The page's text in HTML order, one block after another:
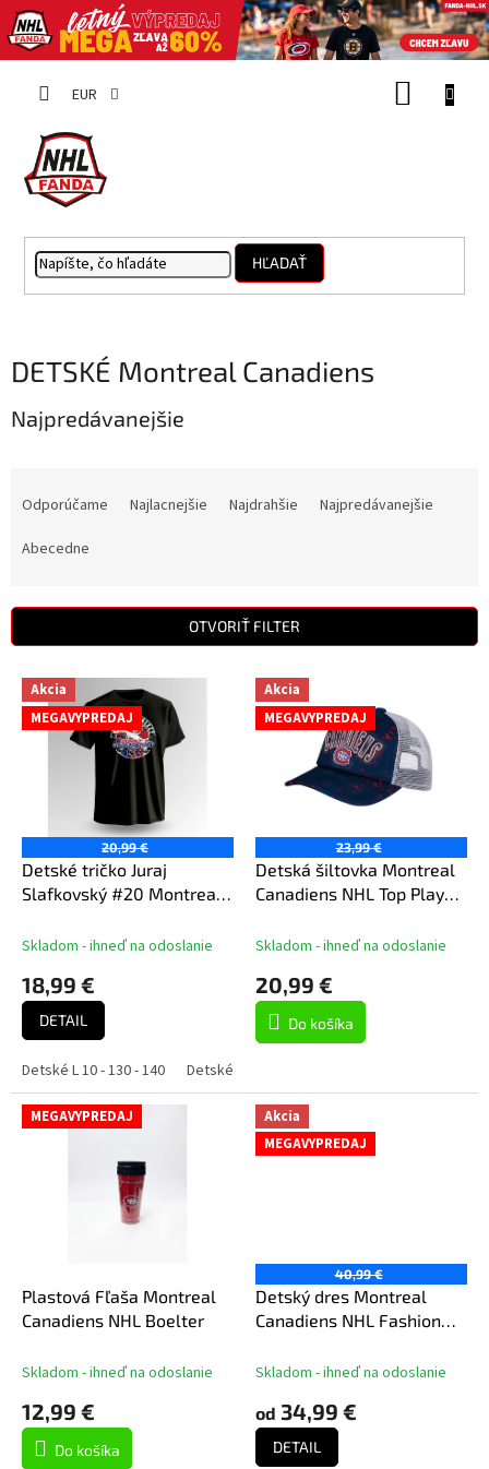
EUR
HĽADAŤ
DETSKÉ Montreal Canadiens
Najpredávanejšie
p
Odporúčame Najlacnejšie Najdrahšie
Najpredávanejšie
Abecedne
OTVORIŤ FILTER
V
p
Akcia
MEGAVYPREDAJ
20,99 €
Detské tričko Juraj
Slafkovský #20 Montreal
Collection (Montreal
Skladom - ihneď na odoslanie
18,99 €
DETAIL
Detské L 10 - 130 - 140 Detské M 8 - 118 - 128
Akcia
MEGAVYPREDAJ
23,99 €
Detská šiltovka Montreal
Canadiens NHL Top Player
Skladom - ihneď na odoslanie
20,99 €
Do košíka
MEGAVYPREDAJ
Plastová Fľaša Montreal
Canadiens NHL Boelter
Skladom - ihneď na odoslanie
12,99 €
Do košíka
Akcia
MEGAVYPREDAJ
40,99 €
Detský dres Montreal
Canadiens NHL Fashion
Skladom - ihneď na odoslanie
od 34,99 €
DETAIL